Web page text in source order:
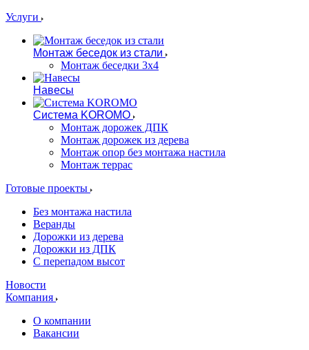
Услуги
Монтаж беседок из стали
Монтаж беседки 3х4
Навесы
Система KOROMO
Монтаж дорожек ДПК
Монтаж дорожек из дерева
Монтаж опор без монтажа настила
Монтаж террас
Готовые проекты
Без монтажа настила
Веранды
Дорожки из дерева
Дорожки из ДПК
С перепадом высот
Новости
Компания
О компании
Вакансии